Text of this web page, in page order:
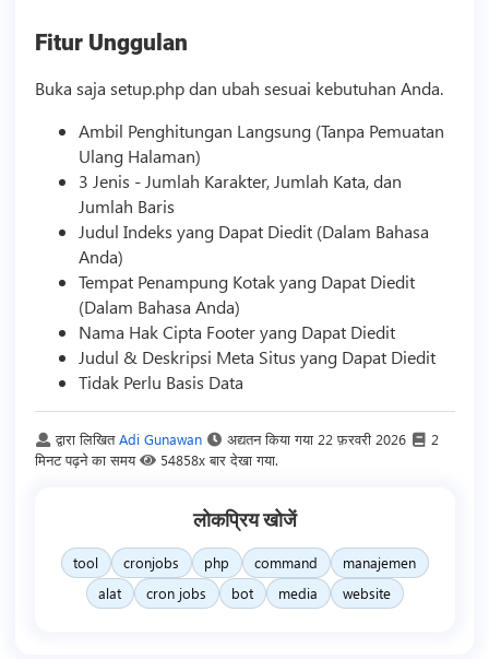
Fitur Unggulan
Buka saja setup.php dan ubah sesuai kebutuhan Anda.
Ambil Penghitungan Langsung (Tanpa Pemuatan
Ulang Halaman)
3 Jenis - Jumlah Karakter, Jumlah Kata, dan
Jumlah Baris
Judul Indeks yang Dapat Diedit (Dalam Bahasa
Anda)
Tempat Penampung Kotak yang Dapat Diedit
(Dalam Bahasa Anda)
Nama Hak Cipta Footer yang Dapat Diedit
Judul & Deskripsi Meta Situs yang Dapat Diedit
Tidak Perlu Basis Data
द्वारा लिखितAdi Gunawan अद्यतन किया गया 22 फ़रवरी 2026
2
मिनट पढ़ने का समय
54858x बार देखा गया.
लोकप्रिय खोजें
tool cronjobs php command
manajemen
alat
cron jobs bot media website